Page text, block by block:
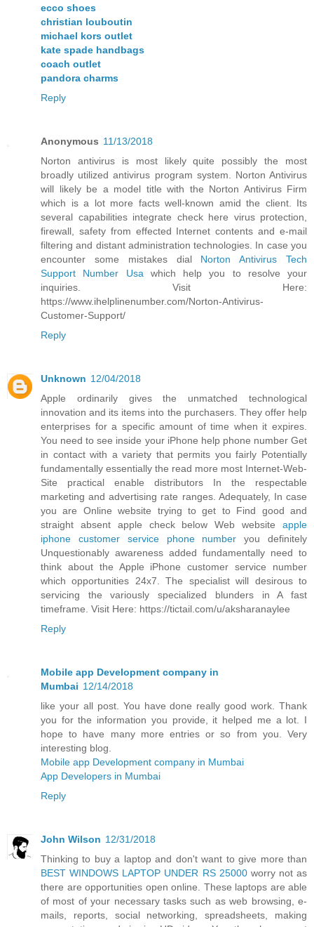
ecco shoes
christian louboutin
michael kors outlet
kate spade handbags
coach outlet
pandora charms
Reply
Anonymous 11/13/2018
Norton antivirus is most likely quite possibly the most
broadly utilized antivirus program system. Norton Antivirus
will likely be a model title with the Norton Antivirus Firm
which is a lot more facts well-known amid the client. Its
several capabilities integrate check here virus protection,
firewall, safety from effected Internet contents and e-mail
filtering and distant administration technologies. In case you
encounter some mistakes dial Norton Antivirus Tech
Support Number Usa which help you to resolve your
inquiries. Visit Here:
https://www.ihelplinenumber.com/Norton-Antivirus-
Customer-Support/
Reply
Unknown 12/04/2018
Apple ordinarily gives the unmatched technological
innovation and its items into the purchasers. They offer help
enterprises for a specific amount of time when it expires.
You need to see inside your iPhone help phone number Get
in contact with a variety that permits you fairly Potentially
fundamentally essentially the read more most Internet-Web-
Site practical enable distributors In the respectable
marketing and advertising rate ranges. Adequately, In case
you are Online website trying to get to Find good and
straight absent apple check below Web website apple
iphone customer service phone number you definitely
Unquestionably awareness added fundamentally need to
think about the Apple iPhone customer service number
which opportunities 24x7. The specialist will desirous to
servicing the variously specialized blunders in A fast
timeframe. Visit Here: https://tictail.com/u/aksharanaylee
Reply
Mobile app Development company in
Mumbai 12/14/2018
like your all post. You have done really good work. Thank
you for the information you provide, it helped me a lot. I
hope to have many more entries or so from you. Very
interesting blog.
Mobile app Development company in Mumbai
App Developers in Mumbai
Reply
John Wilson 12/31/2018
Thinking to buy a laptop and don't want to give more than
BEST WINDOWS LAPTOP UNDER RS 25000worry not as
there are opportunities open online. These laptops are able
of most of your necessary tasks such as web browsing, e-
mails, reports, social networking, spreadsheets, making